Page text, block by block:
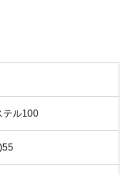
テル100